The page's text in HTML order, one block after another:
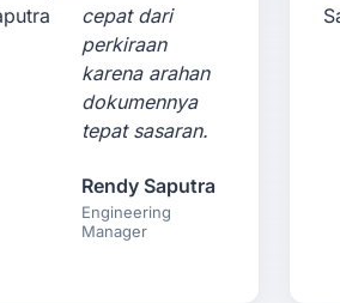
cepat dari
perkiraan
karena arahan
dokumennya
tepat sasaran.
Rendy Saputra
Engineering
Manager